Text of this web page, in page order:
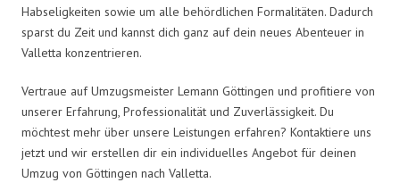
Habseligkeiten sowie um alle behördlichen Formalitäten. Dadurch
sparst du Zeit und kannst dich ganz auf dein neues Abenteuer in
Valletta konzentrieren.
Vertraue auf Umzugsmeister Lemann Göttingen und profitiere von
unserer Erfahrung, Professionalität und Zuverlässigkeit. Du
möchtest mehr über unsere Leistungen erfahren? Kontaktiere uns
jetzt und wir erstellen dir ein individuelles Angebot für deinen
Umzug von Göttingen nach Valletta.